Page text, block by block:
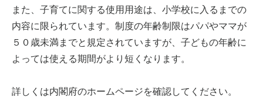
また、子育てに関する使用用途は、小学校に入るまでの
内容に限られています。制度の年齢制限はパパやママが
５０歳未満までと規定されていますが、子どもの年齢に
よっては使える期間がより短くなります。
詳しくは内閣府のホームページを確認してください。